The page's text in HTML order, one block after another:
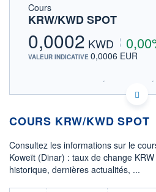
Cours
KRW/KWD SPOT
0,0002 KWD
VALEUR INDICATIVE 0,0006 EUR
SIX - FOREX 2 DONNÉES TEMPS
Politique d'exécution
COURS KRW/KWD SPOT
Consultez les informations sur le
Koweït (Dinar) : taux de change
historique, dernières actualités, ...